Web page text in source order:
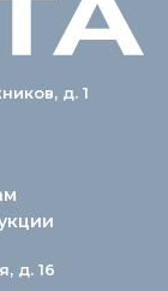
д. 1
д. 16